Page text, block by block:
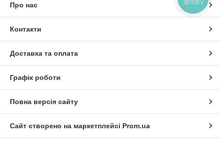
Про нас
Контакти
Доставка та оплата
Графік роботи
Повна версія сайту
Сайт створено на маркетплейсі Prom.ua
ЗВ'ЯЗКУ